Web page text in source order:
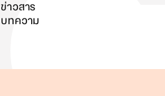
ข่าวสาร
บทความ